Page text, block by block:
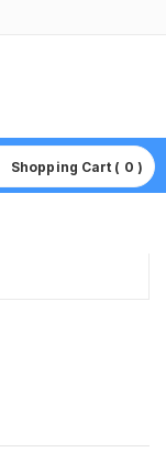
Shopping Cart ( 0 )